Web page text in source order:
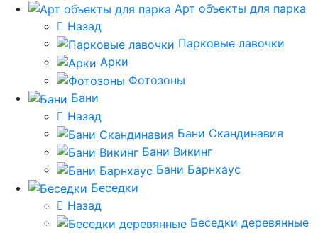
Арт объекты для парка
Назад
Парковые лавочки
Арки
Фотозоны
Бани
Назад
Бани Скандинавия
Бани Викинг
Бани Барнхаус
Беседки
Назад
Беседки деревянные